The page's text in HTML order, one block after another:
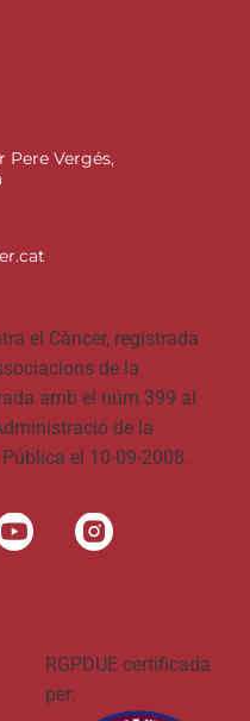
Pere Vergés,
el Càncer, registrada
de la
amb el núm 399 al
de la
el 10-09-2008.
RGPDUE certificada
per: